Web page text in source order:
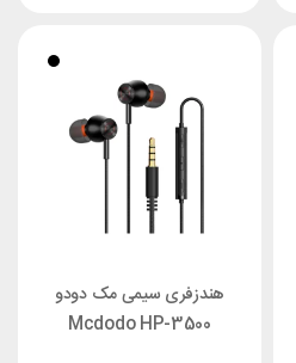
هندزفری سیمی مک دودو
Mcdodo HP-3500